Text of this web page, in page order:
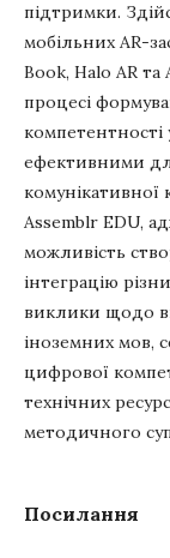
підтримки.
мобільних AR-
Book, Halo AR та
процесі
ефективними
комунікативної
Assemblr EDU,
можливість
інтеграцію
виклики щодо
іноземних мов,
цифрової
технічних
методичного
Посилання